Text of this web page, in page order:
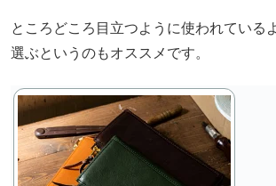
ところどころ目立つように使われている
選ぶというのもオススメです。